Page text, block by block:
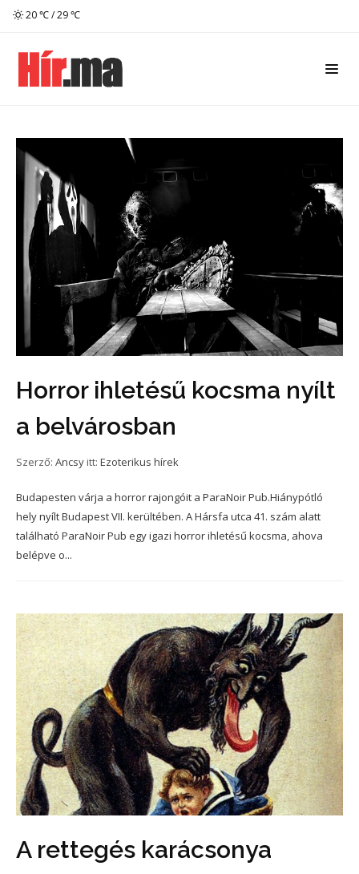
20 ℃ / 29 ℃
Horror ihletésű kocsma nyílt
a belvárosban
Szerző: Ancsy itt: Ezoterikus hírek
Budapesten várja a horror rajongóit a ParaNoir Pub.Hiánypótló
hely nyílt Budapest VII. kerültében. A Hársfa utca 41. szám alatt
található ParaNoir Pub egy igazi horror ihletésű kocsma, ahova
belépve o...
A rettegés karácsonya